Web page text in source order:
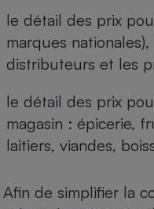
le détail des prix
marques
distributeurs et les
le détail des prix
magasin : épicerie,
laitiers, viandes,
Afin de simplifier la